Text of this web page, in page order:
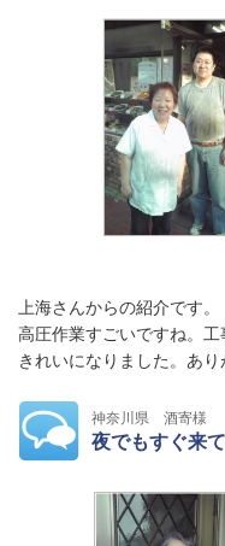
上海さんからの紹介です。
高圧作業すごいですね。
きれいになりました。あり
神奈川県 酒寄様
夜でもすぐ来